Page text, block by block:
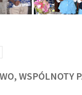
WSPÓLNOTY